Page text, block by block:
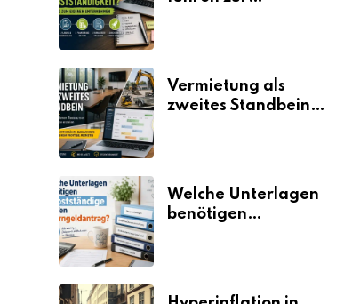
Vermietung als
zweites Standbein:
Umsätze machen
Welche Unterlagen
benötigen